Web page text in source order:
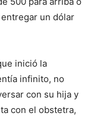
un dólar
inició la
infinito, no
con su hija y
con el obstetra,